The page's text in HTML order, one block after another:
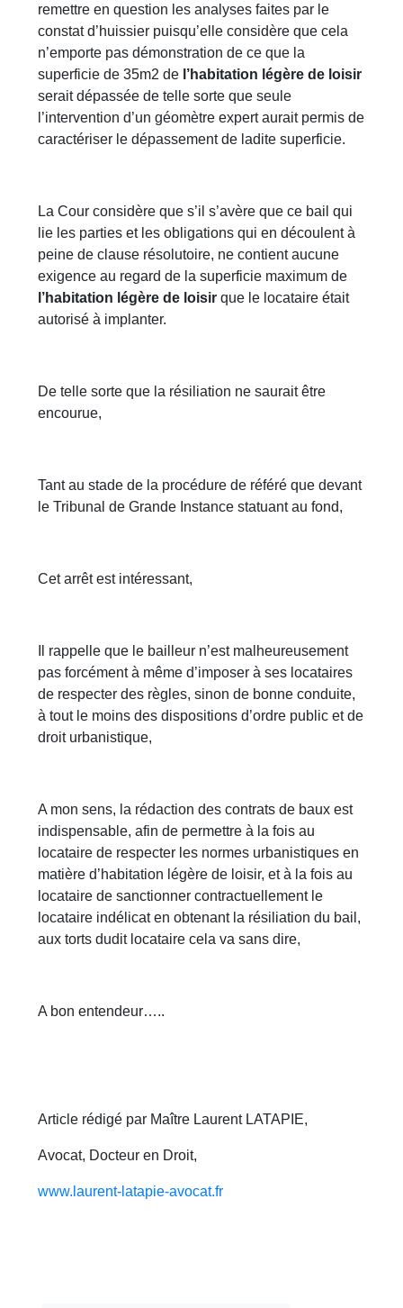
remettre en question les analyses faites par le
constat d’huissier puisqu’elle considère que cela
n’emporte pas démonstration de ce que la
superficie de 35m2 de l’habitation légère de loisir
serait dépassée de telle sorte que seule
l’intervention d’un géomètre expert aurait permis de
caractériser le dépassement de ladite superficie.
La Cour considère que s’il s’avère que ce bail qui
lie les parties et les obligations qui en découlent à
peine de clause résolutoire, ne contient aucune
exigence au regard de la superficie maximum de
l’habitation légère de loisir que le locataire était
autorisé à implanter.
De telle sorte que la résiliation ne saurait être
encourue,
Tant au stade de la procédure de référé que devant
le Tribunal de Grande Instance statuant au fond,
Cet arrêt est intéressant,
Il rappelle que le bailleur n’est malheureusement
pas forcément à même d’imposer à ses locataires
de respecter des règles, sinon de bonne conduite,
à tout le moins des dispositions d’ordre public et de
droit urbanistique,
A mon sens, la rédaction des contrats de baux est
indispensable, afin de permettre à la fois au
locataire de respecter les normes urbanistiques en
matière d’habitation légère de loisir, et à la fois au
locataire de sanctionner contractuellement le
locataire indélicat en obtenant la résiliation du bail,
aux torts dudit locataire cela va sans dire,
A bon entendeur…..
Article rédigé par Maître Laurent LATAPIE,
Avocat, Docteur en Droit,
www.laurent-latapie-avocat.fr